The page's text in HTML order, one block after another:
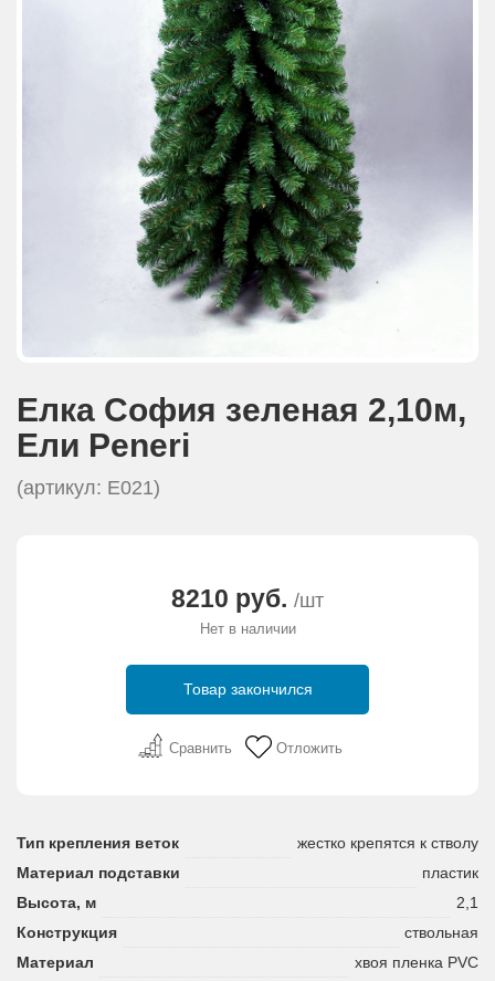
Елка София зеленая 2,10м,
Eли Peneri
(артикул: E021)
8210 руб. /шт
Нет в наличии
Товар закончился
Сравнить Отложить
Тип крепления веток
жестко крепятся к стволу
Материал подставки
пластик
Высота, м
2,1
Конструкция
ствольная
Материал
хвоя пленка PVC
СЕРТИФИКАТЫ